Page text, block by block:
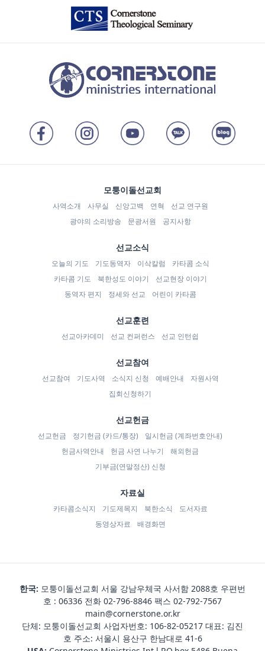
모퉁이돌선교회
사역소개 사무실 신앙고백 연혁
선교 연구원
광야의 소리방송
문광서원 공지사항
선교소식
오늘의 기도 기도동역자 이삭칼럼
카타콤 소식
카타콤 기도
북한성도 이야기
선교현장 이야기
동역자 편지
정세와 선교 어린이 카타콤
선교훈련
선교아카데미 선교 컨퍼런스 선교 인턴쉽
선교참여
선교참여 기도사역 소식지 신청 예배안내
자원사역
집회신청하기
선교헌금
선교헌금 정기헌금 (카드/통장)
일시헌금 (계좌번호안내)
헌금사역안내
헌금 사연 나누기
해외헌금
기부금(연말정산) 신청
자료실
카타콤소식지 기도제목지 북한소식
도서자료
동영상자료
배경화면
한국: 모퉁이돌선교회 서울 강남우체국 사서함 2088호 우편번
호 : 06336 전화 02-796-8846 팩스 02-792-7567
main@cornerstone.or.kr
단체: 모퉁이돌선교회 사업자번호: 106-82-05217 대표: 김진
호 주소: 서울시 용산구 한남대로 41-6